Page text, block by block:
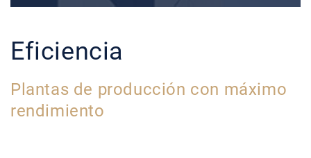
Eficiencia
Plantas de producción con máximo
rendimiento